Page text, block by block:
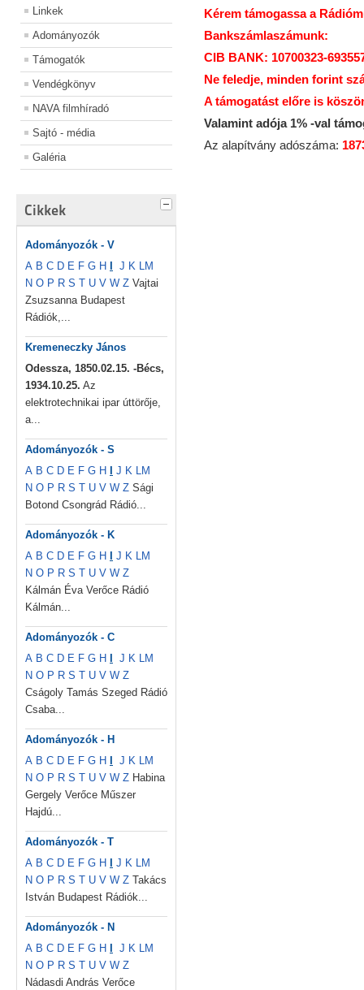
Linkek
Adományozók
Támogatók
Vendégkönyv
NAVA filmhíradó
Sajtó - média
Galéria
Cikkek
Adományozók - V
A B C D E F G H J K LM
N O P R S T U V W Z Vajtai
Zsuzsanna Budapest
Rádiók,...
Kremeneczky János
Odessza, 1850.02.15. -Bécs,
1934.10.25. Az
elektrotechnikai ipar úttörője,
a...
Adományozók - S
A B C D E F G H J K LM
N O P R S T U V W Z Sági
Botond Csongrád Rádió...
Adományozók - K
A B C D E F G H J K LM
N O P R S T U V W Z
Kálmán Éva Verőce Rádió
Kálmán...
Adományozók - C
A B C D E F G H J K LM
N O P R S T U V W Z
Cságoly Tamás Szeged Rádió
Csaba...
Adományozók - H
A B C D E F G H J K LM
N O P R S T U V W Z Habina
Gergely Verőce Műszer
Hajdú...
Adományozók - T
A B C D E F G H J K LM
N O P R S T U V W Z Takács
István Budapest Rádiók...
Adományozók - N
A B C D E F G H J K LM
N O P R S T U V W Z
Nádasdi András Verőce
Kérem támogassa a
Bankszámlaszámunk:
CIB BANK: 10700323-
Ne feledje, minden forint
A támogatást előre is
Valamint adója 1% -val
Az alapítvány adószáma: